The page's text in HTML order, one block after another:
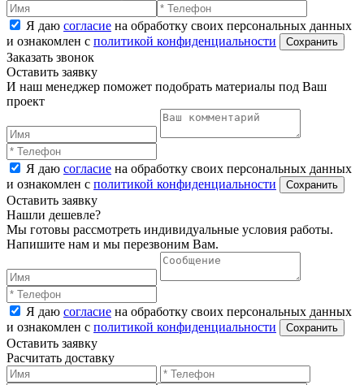
Я даю согласие на обработку своих персональных данных
и ознакомлен с политикой конфиденциальности
Заказать звонок
Оставить заявку
И наш менеджер поможет подобрать материалы под Ваш
проект
Я даю согласие на обработку своих персональных данных
и ознакомлен с политикой конфиденциальности
Оставить заявку
Нашли дешевле?
Мы готовы рассмотреть индивидуальные условия работы.
Напишите нам и мы перезвоним Вам.
Я даю согласие на обработку своих персональных данных
и ознакомлен с политикой конфиденциальности
Оставить заявку
Расчитать доставку